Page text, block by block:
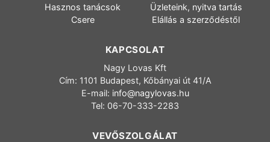
Hasznos tanácsok
Üzleteink, nyitva tartás
Csere
Elállás a szerződéstől
KAPCSOLAT
Nagy Lovas Kft
Cím: 1101 Budapest, Kőbányai út 41/A
E-mail: info@nagylovas.hu
Tel: 06-70-333-2283
VEVŐSZOLGÁLAT